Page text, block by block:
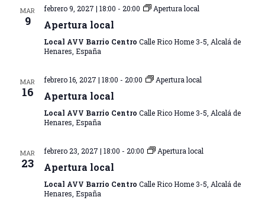
MAR
9
febrero 9, 2027 | 18:00 - 20:00 Apertura local
Apertura local
Local AVV Barrio Centro Calle Rico Home 3-5, Alcalá de
Henares, España
MAR
16
febrero 16, 2027 | 18:00 - 20:00 Apertura local
Apertura local
Local AVV Barrio Centro Calle Rico Home 3-5, Alcalá de
Henares, España
MAR
23
febrero 23, 2027 | 18:00 - 20:00 Apertura local
Apertura local
Local AVV Barrio Centro Calle Rico Home 3-5, Alcalá de
Henares, España